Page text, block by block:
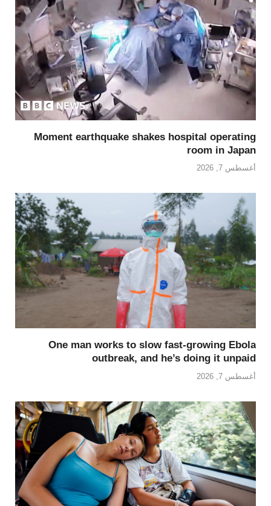
Moment earthquake shakes hospital operating
room in Japan
أغسطس 7, 2026
One man works to slow fast-growing Ebola
outbreak, and he’s doing it unpaid
أغسطس 7, 2026